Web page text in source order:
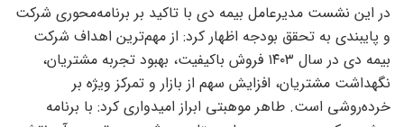
در این نشست مدیرعامل بیمه دی با تاکید بر برنامه‌محوری شرکت
و پایبندی به تحقق بودجه اظهار کرد: از مهم‌ترین اهداف شرکت
بیمه دی در سال ۱۴۰۳ فروش باکیفیت، بهبود تجربه مشتریان،
نگهداشت مشتریان، افزایش سهم از بازار و تمرکز ویژه بر
خرده‌روشی است. طاهر موهبتی ابراز امیدواری کرد: با برنامه